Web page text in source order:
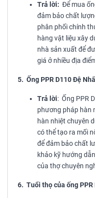
Trả lời: Để mua
đảm bảo chất
phân phối chính
hàng vật liệu xây
nhà sản xuất để
giá ở nhiều địa
5. Ống PPR D110 Đệ
Trả lời: Ống PPR
phương pháp hàn
hàn nhiệt chuyên
có thể tạo ra mối
để đảm bảo chất
khảo kỹ hướng
của thợ chuyên
6. Tuổi thọ của ống